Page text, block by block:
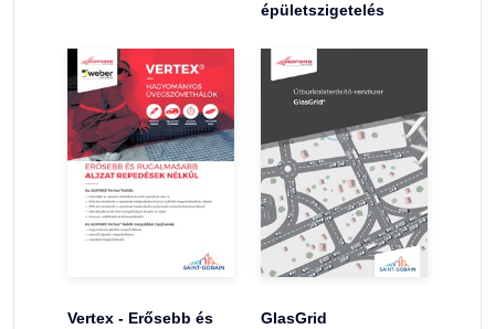
épületszigetelés
Vertex - Erősebb és
GlasGrid